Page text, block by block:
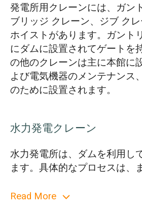
発電所用クレーンには、ガン
ブリッジ クレーン、ジブ ク
ホイストがあります。ガント
にダムに設置されてゲートを
の他のクレーンは主に本館に
よび電気機器のメンテナンス
のために設置されます。
水力発電クレーン
水力発電所は、ダムを利用し
ます。具体的なプロセスは、
放出することです。
Read More